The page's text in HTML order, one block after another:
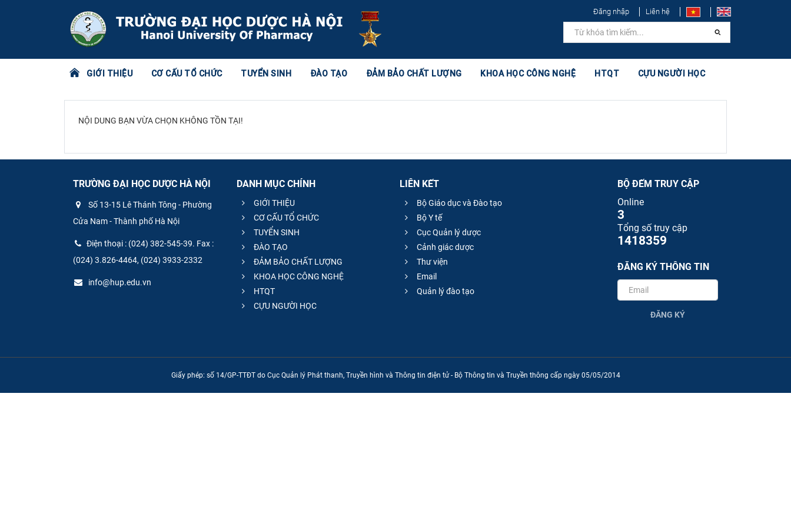
Đăng nhập Liên hệ
GIỚI THIỆU CƠ CẤU TỔ CHỨC TUYỂN SINH ĐÀO TẠO ĐẢM BẢO CHẤT LƯỢNG KHOA HỌC CÔNG NGHỆ HTQT CỰU NGƯỜI HỌC
NỘI DUNG BẠN VỪA CHỌN KHÔNG TỒN TẠI!
TRƯỜNG ĐẠI HỌC DƯỢC HÀ NỘI
Số 13-15 Lê Thánh Tông - Phường
Cửa Nam - Thành phố Hà Nội
Điện thoại : (024) 382-545-39. Fax :
(024) 3.826-4464, (024) 3933-2332
info@hup.edu.vn
DANH MỤC CHÍNH
GIỚI THIỆU
CƠ CẤU TỔ CHỨC
TUYỂN SINH
ĐÀO TẠO
ĐẢM BẢO CHẤT LƯỢNG
KHOA HỌC CÔNG NGHỆ
HTQT
CỰU NGƯỜI HỌC
LIÊN KẾT
Bộ Giáo dục và Đào tạo
Bộ Y tế
Cục Quản lý dược
Cảnh giác dược
Thư viện
Email
Quản lý đào tạo
BỘ ĐẾM TRUY CẬP
Online
3
Tổng số truy cập
1418359
ĐĂNG KÝ THÔNG TIN
ĐĂNG KÝ
Giấy phép: số 14/GP-TTĐT do Cục Quản lý Phát thanh, Truyền hình và Thông tin điện tử - Bộ Thông tin và Truyền thông cấp ngày 05/05/2014